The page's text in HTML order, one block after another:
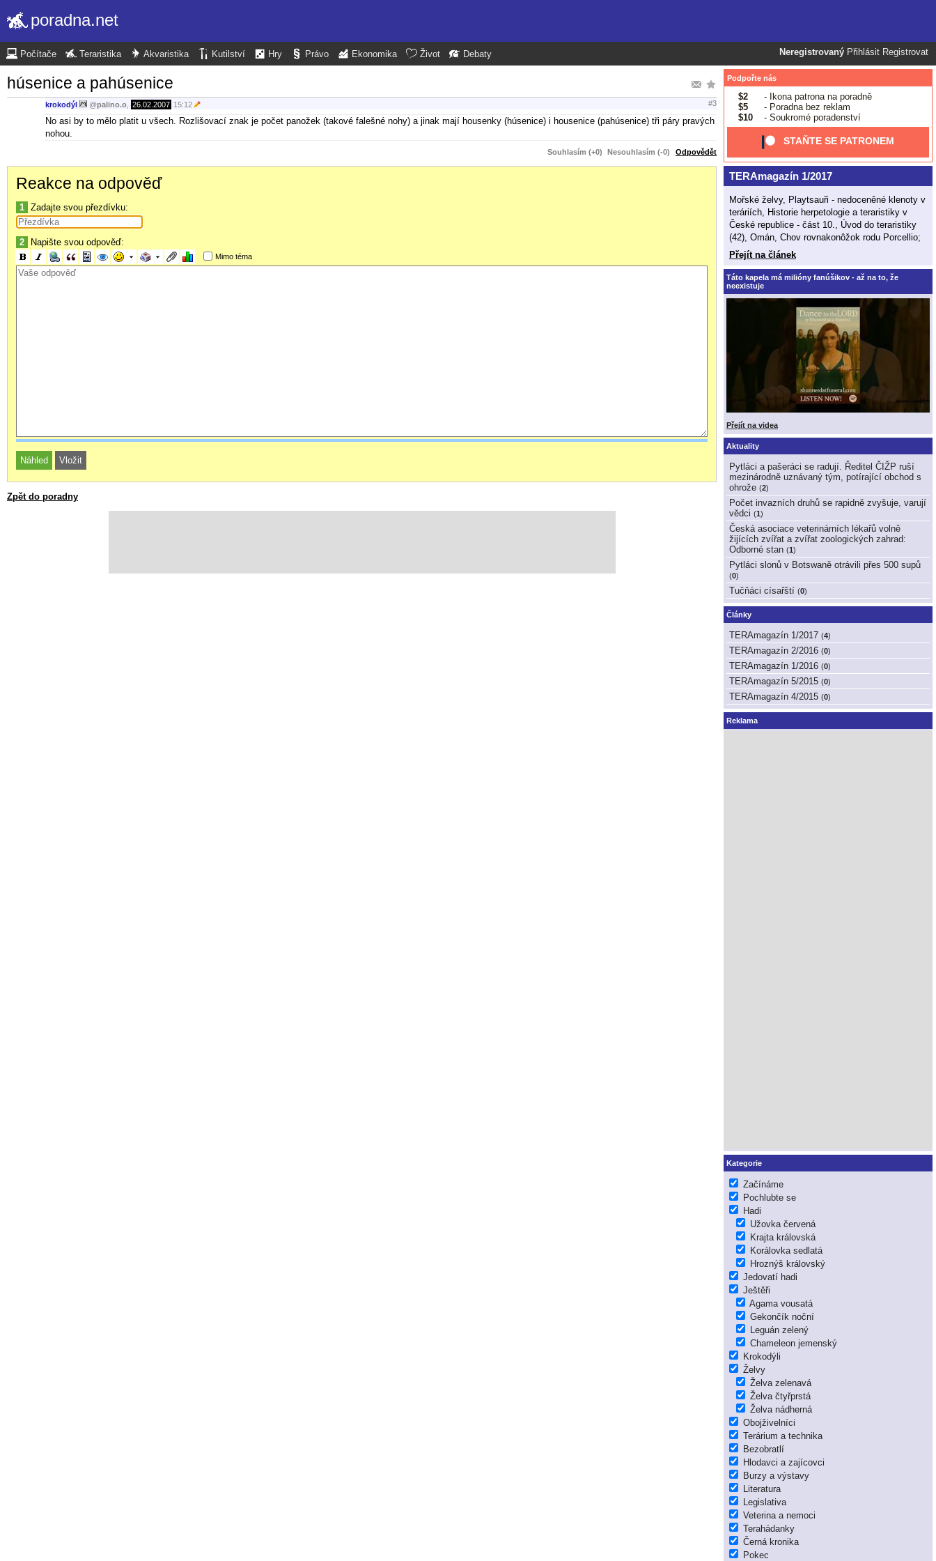
poradna.net
Neregistrovaný Přihlásit Registrovat
Počítače Teraristika Akvaristika Kutilství Hry Právo Ekonomika Život Debaty
húsenice a pahúsenice
krokodýl @palino.o 26.02.2007 15:12 #3
No asi by to mělo platit u všech. Rozlišovací znak je počet panožek (takové falešné nohy) a jinak mají housenky (húsenice) i housenice (pahúsenice) tři páry pravých
nohou.
Souhlasím (+0) Nesouhlasím (-0) Odpovědět
Reakce na odpověď
1 Zadajte svou přezdívku:
2 Napište svou odpověď:
Mimo téma
Zpět do poradny
Podpořte nás
$2
- Ikona patrona na poradně
$5
- Poradna bez reklam
$10
- Soukromé poradenství
STAŇTE SE PATRONEM
TERAmagazín 1/2017
Mořské želvy, Playtsauři - nedoceněné klenoty v
teráriích, Historie herpetologie a teraristiky v
České republice - část 10., Úvod do teraristiky
(42), Omán, Chov rovnakonôžok rodu Porcellio;
Přejít na článek
Táto kapela má milióny fanúšikov - až na to, že
neexistuje
Přejít na videa
Aktuality
Pytláci a pašeráci se radují. Ředitel ČIŽP ruší
mezinárodně uznávaný tým, potírající obchod s
ohrože (2)
Počet invazních druhů se rapidně zvyšuje, varují
vědci (1)
Česká asociace veterinárních lékařů volně
žijících zvířat a zvířat zoologických zahrad:
Odborné stan (1)
Pytláci slonů v Botswaně otrávili přes 500 supů
(0)
Tučňáci císařští (0)
Články
TERAmagazín 1/2017 (4)
TERAmagazín 2/2016 (0)
TERAmagazín 1/2016 (0)
TERAmagazín 5/2015 (0)
TERAmagazín 4/2015 (0)
Reklama
Kategorie
Začínáme
Pochlubte se
Hadi
Užovka červená
Krajta královská
Korálovka sedlatá
Hroznýš královský
Jedovatí hadi
Ještěři
Agama vousatá
Gekončík noční
Leguán zelený
Chameleon jemenský
Krokodýli
Želvy
Želva zelenavá
Želva čtyřprstá
Želva nádherná
Obojživelníci
Terárium a technika
Bezobratlí
Hlodavci a zajícovci
Burzy a výstavy
Literatura
Legislativa
Veterina a nemoci
Terahádanky
Černá kronika
Pokec